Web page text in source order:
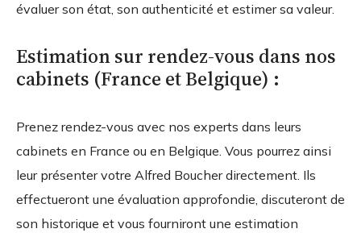
évaluer son état, son authenticité et estimer sa valeur.
Estimation sur rendez-vous dans nos
cabinets (France et Belgique) :
Prenez rendez-vous avec nos experts dans leurs
cabinets en France ou en Belgique. Vous pourrez ainsi
leur présenter votre Alfred Boucher directement. Ils
effectueront une évaluation approfondie, discuteront de
son historique et vous fourniront une estimation